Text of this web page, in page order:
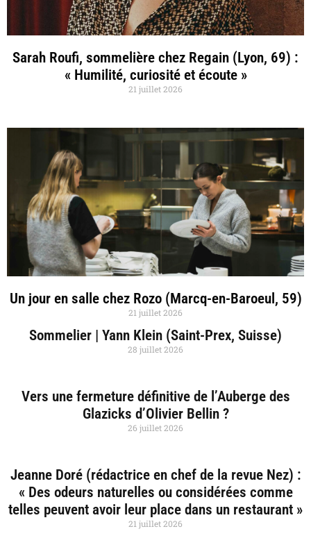
Sarah Roufi, sommelière chez Regain (Lyon, 69) :
« Humilité, curiosité et écoute »
21 juillet 2026
Un jour en salle chez Rozo (Marcq-en-Baroeul, 59)
21 juillet 2026
Sommelier | Yann Klein (Saint-Prex, Suisse)
28 juillet 2026
Vers une fermeture définitive de l’Auberge des
Glazicks d’Olivier Bellin ?
26 juillet 2026
Jeanne Doré (rédactrice en chef de la revue Nez) :
« Des odeurs naturelles ou considérées comme
telles peuvent avoir leur place dans un restaurant »
21 juillet 2026